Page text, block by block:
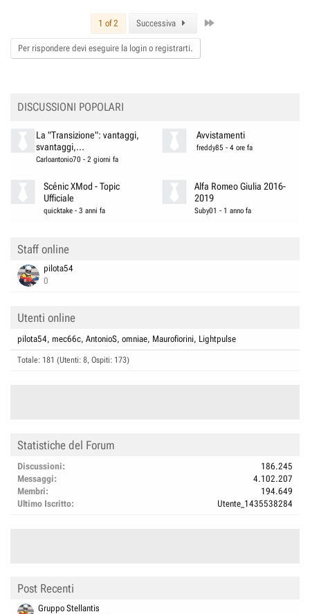
o
n
1 of 2 Successiva
Per rispondere devi eseguire la login o registrarti.
DISCUSSIONI POPOLARI
La "Transizione": vantaggi,
svantaggi,...
Carloantonio70 - 2 giorni fa
Avvistamenti
freddy85 - 4 ore fa
Scénic XMod - Topic
Ufficiale
quicktake -3 anni fa
Alfa Romeo Giulia 2016-
2019
Suby01 - 1 anno fa
Staff online
pilota54
0
Utenti online
pilota54 mec66c AntonioS omniae Maurofiorini Lightpulse
Totale: 181 (Utenti: 8, Ospiti: 173)
Statistiche del Forum
Discussioni
186.245
Messaggi
4.102.207
Membri
194.649
Ultimo Iscritto
Utente_1435538284
Post Recenti
Gruppo Stellantis